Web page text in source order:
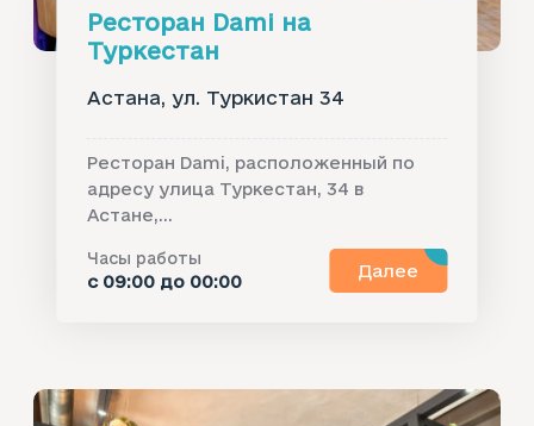
Ресторан Dami на
Туркестан
Астана, ул. Туркистан 34
Ресторан Dami, расположенный по
адресу улица Туркестан, 34 в
Астане,...
Часы работы
с 09:00 до 00:00
Далее